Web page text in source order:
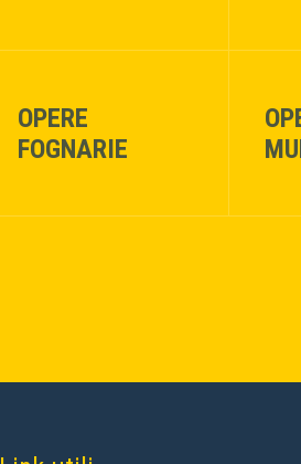
OPERE
FOGNARIE